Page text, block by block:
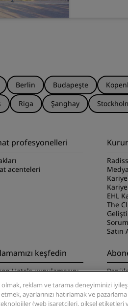
Berlin Budapeşte
Riga Şanghay
profesyonelleri
acenteleri
Medya
EHL
The
Satın
keşfedin
Hotels uygulamasını
olmak, reklam ve tarama deneyiminizi
ayarlarınızı hatırlamak ve pazarlama
(web işaretçileri, piksel etiketleri